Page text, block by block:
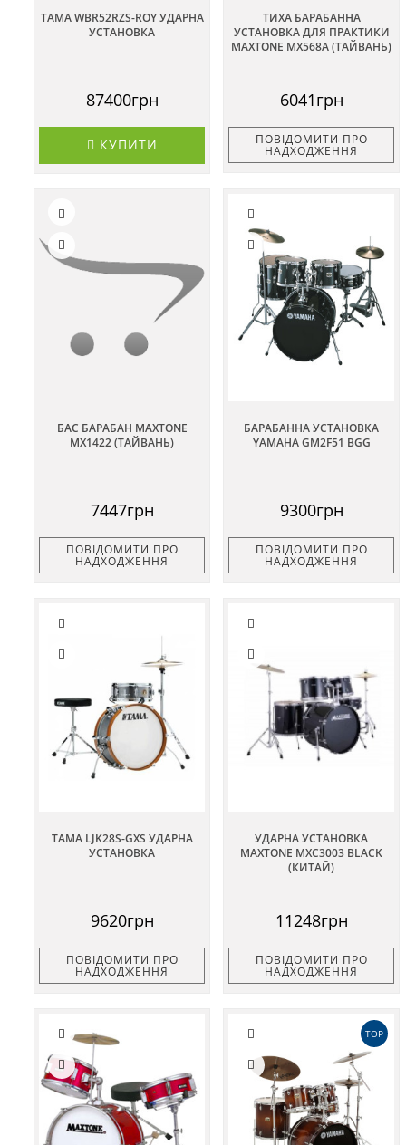
TAMA WBR52RZS-ROY УДАРНА
УСТАНОВКА
87400грн
КУПИТИ
ТИХА БАРАБАННА
УСТАНОВКА ДЛЯ ПРАКТИКИ
MAXTONE MX568A (ТАЙВАНЬ)
6041грн
ПОВІДОМИТИ ПРО
НАДХОДЖЕННЯ
БАС БАРАБАН MAXTONE
MX1422 (ТАЙВАНЬ)
7447грн
ПОВІДОМИТИ ПРО
НАДХОДЖЕННЯ
БАРАБАННА УСТАНОВКА
YAMAHA GM2F51 BGG
9300грн
ПОВІДОМИТИ ПРО
НАДХОДЖЕННЯ
TAMA LJK28S-GXS УДАРНА
УСТАНОВКА
9620грн
ПОВІДОМИТИ ПРО
НАДХОДЖЕННЯ
УДАРНА УСТАНОВКА
MAXTONE MXC3003 BLACK
(КИТАЙ)
11248грн
ПОВІДОМИТИ ПРО
НАДХОДЖЕННЯ
TOP